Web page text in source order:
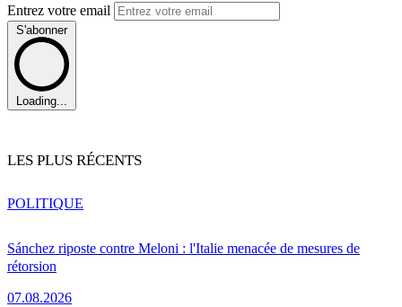
Entrez votre email
S'abonner
Loading...
LES PLUS RÉCENTS
Sánchez riposte contre Meloni : l'Italie menacée de mesures de
rétorsion
07.08.2026
POLITIQUE